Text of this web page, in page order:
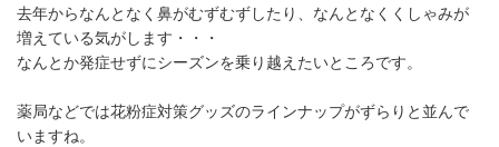
去年からなんとなく鼻がむずむずしたり、なんとなくくしゃみが
増えている気がします・・・
なんとか発症せずにシーズンを乗り越えたいところです。
薬局などでは花粉症対策グッズのラインナップがずらりと並んで
いますね。